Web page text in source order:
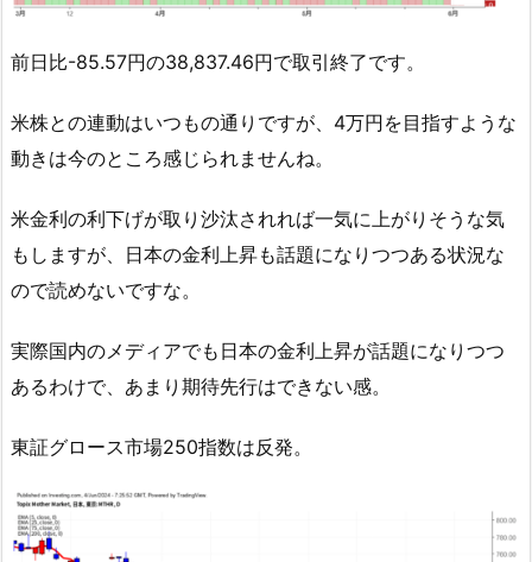
前日比-85.57円の38,837.46円で取引終了です。
米株との連動はいつもの通りですが、4万円を目指すような
動きは今のところ感じられませんね。
米金利の利下げが取り沙汰されれば一気に上がりそうな気
もしますが、日本の金利上昇も話題になりつつある状況な
ので読めないですな。
実際国内のメディアでも日本の金利上昇が話題になりつつ
あるわけで、あまり期待先行はできない感。
東証グロース市場250指数は反発。